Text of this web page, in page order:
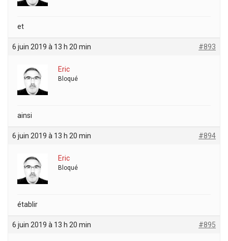
et
6 juin 2019 à 13 h 20 min #893
Eric
Bloqué
ainsi
6 juin 2019 à 13 h 20 min #894
Eric
Bloqué
établir
6 juin 2019 à 13 h 20 min #895